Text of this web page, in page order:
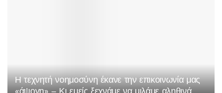
Η τεχνητή νοημοσύνη έκανε την επικοινωνία μας
«άψογη» – Κι εμείς ξεχνάμε να μιλάμε αληθινά